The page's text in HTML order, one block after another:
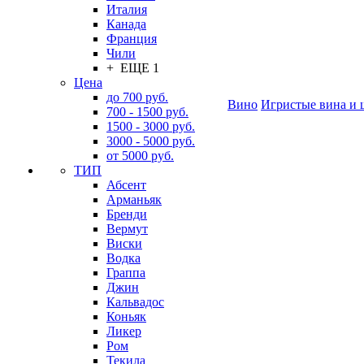
Италия
Канада
Франция
Чили
+ ЕЩЕ 1
Цена
до 700 руб.
700 - 1500 руб.
1500 - 3000 руб.
3000 - 5000 руб.
от 5000 руб.
ТИП
Абсент
Арманьяк
Бренди
Вермут
Виски
Водка
Граппа
Джин
Кальвадос
Коньяк
Ликер
Ром
Текила
Вино Игристые вина и